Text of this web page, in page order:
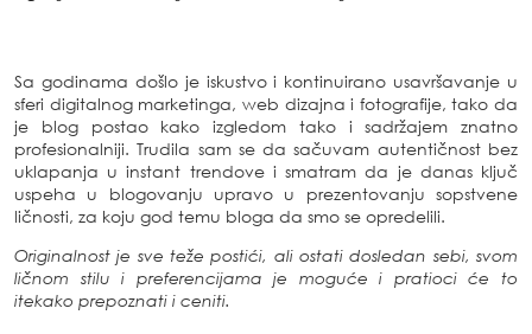
Sa godinama došlo je iskustvo i kontinuirano usavršavanje u
sferi digitalnog marketinga, web dizajna i fotografije, tako da
je blog postao kako izgledom tako i sadržajem znatno
profesionalniji. Trudila sam se da sačuvam autentičnost bez
uklapanja u instant trendove i smatram da je danas ključ
uspeha u blogovanju upravo u prezentovanju sopstvene
ličnosti, za koju god temu bloga da smo se opredelili.
Originalnost je sve teže postići, ali ostati dosledan sebi, svom
ličnom stilu i preferencijama je moguće i pratioci će to
itekako prepoznati i ceniti.